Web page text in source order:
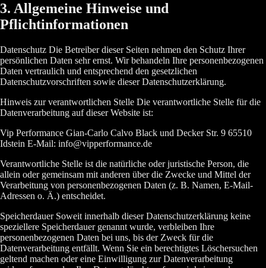
3. Allgemeine Hinweise und
Pflichtinformationen
Datenschutz Die Betreiber dieser Seiten nehmen den Schutz Ihrer
persönlichen Daten sehr ernst. Wir behandeln Ihre personenbezogenen
Daten vertraulich und entsprechend den gesetzlichen
Datenschutzvorschriften sowie dieser Datenschutzerklärung.
Hinweis zur verantwortlichen Stelle Die verantwortliche Stelle für die
Datenverarbeitung auf dieser Website ist:
Vip Performance Gian-Carlo Calvo Black und Decker Str. 9 65510
Idstein E-Mail: info@vipperformance.de
Verantwortliche Stelle ist die natürliche oder juristische Person, die
allein oder gemeinsam mit anderen über die Zwecke und Mittel der
Verarbeitung von personenbezogenen Daten (z. B. Namen, E-Mail-
Adressen o. Ä.) entscheidet.
Speicherdauer Soweit innerhalb dieser Datenschutzerklärung keine
speziellere Speicherdauer genannt wurde, verbleiben Ihre
personenbezogenen Daten bei uns, bis der Zweck für die
Datenverarbeitung entfällt. Wenn Sie ein berechtigtes Löschersuchen
geltend machen oder eine Einwilligung zur Datenverarbeitung